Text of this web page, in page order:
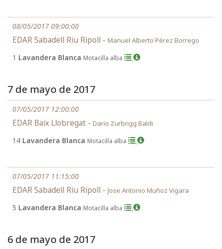
08/05/2017 09:00:00
EDAR Sabadell Riu Ripoll - Manuel Alberto Pérez Borrego
1 Lavandera Blanca Motacilla alba
7 de mayo de 2017
07/05/2017 12:00:00
EDAR Baix Llobregat - Dario Zurbrigg Baldi
14 Lavandera Blanca Motacilla alba
07/05/2017 11:15:00
EDAR Sabadell Riu Ripoll - Jose Antonio Muñoz Vigara
5 Lavandera Blanca Motacilla alba
6 de mayo de 2017